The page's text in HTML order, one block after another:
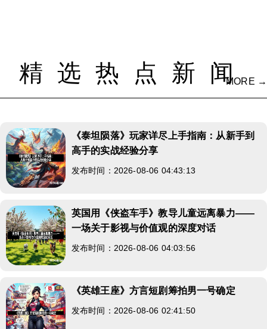
精选热点新闻
MORE →
《泰坦陨落》玩家详尽上手指南：从新手到
高手的实战经验分享
发布时间：2026-08-06 04:43:13
英国用《侠盗车手》教导儿童远离暴力——
一场关于影视与价值观的深度对话
发布时间：2026-08-06 04:03:56
《英雄王座》方言短剧筹拍男一号确定
发布时间：2026-08-06 02:41:50